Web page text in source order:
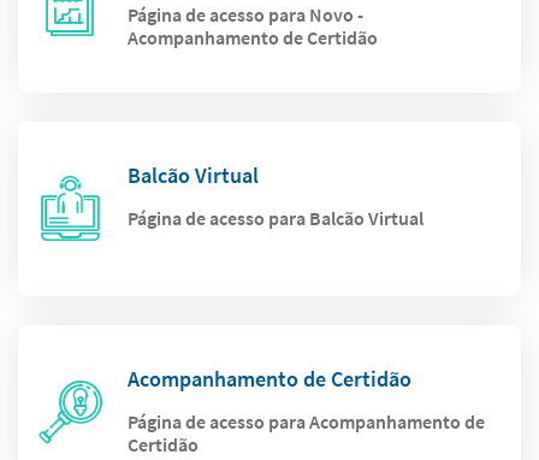
Página de acesso para Novo -
Acompanhamento de Certidão
Balcão Virtual
Página de acesso para Balcão Virtual
Acompanhamento de Certidão
Página de acesso para Acompanhamento de
Certidão